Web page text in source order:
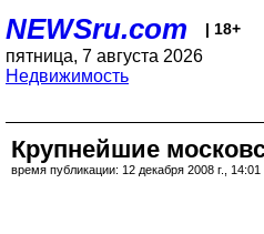
NEWSru.com | 18+
пятница, 7 августа 2026
Недвижимость
Крупнейшие
время публикации: 12 декабря 2008 г.,